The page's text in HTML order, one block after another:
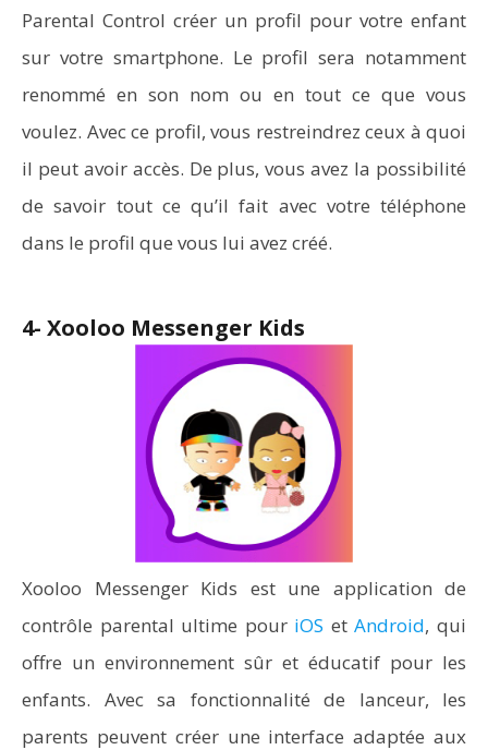
Parental Control créer un profil pour votre enfant
sur votre smartphone. Le profil sera notamment
renommé en son nom ou en tout ce que vous
voulez. Avec ce profil, vous restreindrez ceux à quoi
il peut avoir accès. De plus, vous avez la possibilité
de savoir tout ce qu’il fait avec votre téléphone
dans le profil que vous lui avez créé.
4- Xooloo Messenger Kids
Xooloo Messenger Kids est une application de
contrôle parental ultime pour iOS etAndroid, qui
offre un environnement sûr et éducatif pour les
enfants. Avec sa fonctionnalité de lanceur, les
parents peuvent créer une interface adaptée aux